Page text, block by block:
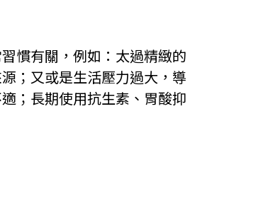
慣有關，例如：太過精緻的
；又或是生活壓力過大，導
；長期使用抗生素、胃酸抑